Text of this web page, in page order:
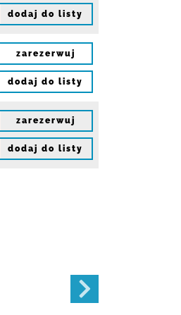
dodaj do listy
zarezerwuj
dodaj do listy
zarezerwuj
dodaj do listy